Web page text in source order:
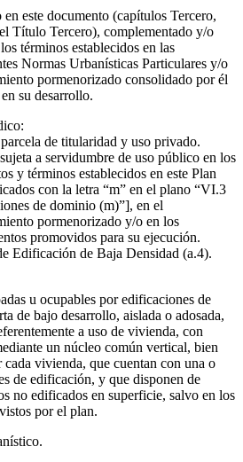
en este documento (capítulos Tercero,
Título Tercero), complementado y/o
términos establecidos en las
Normas Urbanísticas Particulares y/o
pormenorizado consolidado por él
su desarrollo.
de titularidad y uso privado.
a servidumbre de uso público en los
y términos establecidos en este Plan
con la letra “m” en el plano “VI.3
de dominio (m)”], en el
pormenorizado y/o en los
promovidos para su ejecución.
Edificación de Baja Densidad (a.4).
u ocupables por edificaciones de
de bajo desarrollo, aislada o adosada,
a uso de vivienda, con
un núcleo común vertical, bien
cada vivienda, que cuentan con una o
de edificación, y que disponen de
no edificados en superficie, salvo en los
por el plan.